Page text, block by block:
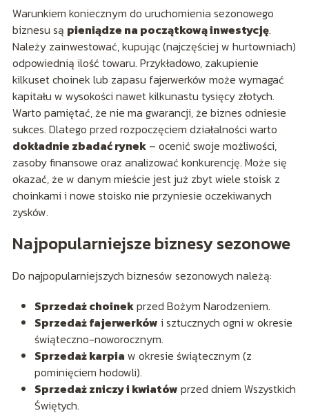
Warunkiem koniecznym do uruchomienia sezonowego
biznesu są pieniądze na początkową inwestycję.
Należy zainwestować, kupując (najczęściej w hurtowniach)
odpowiednią ilość towaru. Przykładowo, zakupienie
kilkuset choinek lub zapasu fajerwerków może wymagać
kapitału w wysokości nawet kilkunastu tysięcy złotych.
Warto pamiętać, że nie ma gwarancji, że biznes odniesie
sukces. Dlatego przed rozpoczęciem działalności warto
dokładnie zbadać rynek– ocenić swoje możliwości,
zasoby finansowe oraz analizować konkurencję. Może się
okazać, że w danym mieście jest już zbyt wiele stoisk z
choinkami i nowe stoisko nie przyniesie oczekiwanych
zysków.
Najpopularniejsze biznesy sezonowe
Do najpopularniejszych biznesów sezonowych należą:
Sprzedaż choinekprzed Bożym Narodzeniem.
Sprzedaż fajerwerków i sztucznych ogni w okresie
świąteczno-noworocznym.
Sprzedaż karpia w okresie świątecznym (z
pominięciem hodowli).
Sprzedaż zniczy i kwiatów przed dniem Wszystkich
Świętych.